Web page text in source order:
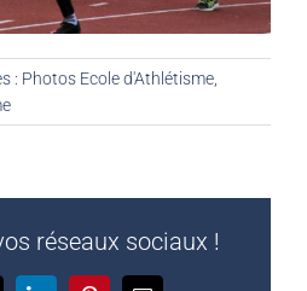
: Photos Ecole d'Athlétisme
réseaux sociaux !